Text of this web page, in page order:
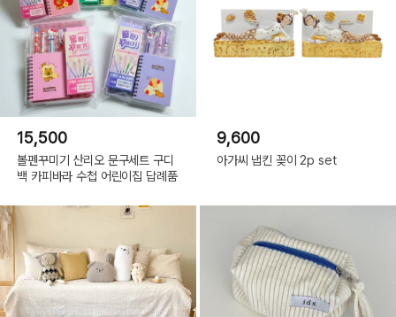
15,500
볼펜꾸미기 산리오 문구세트 구디
백 카피바라 수첩 어린이집 답례품
9,600
아가씨 냅킨 꽂이 2p set